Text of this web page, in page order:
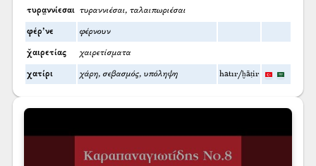
τυρα̤ννίεσαι τυραννιέσαι, ταλαιπωριέσαι
φέρ’νε φέρνουν
χ̌αιρετίας χαιρετίσματα
χατίρι χάρη, σεβασμός, υπόληψη hatır/ḫāṭir